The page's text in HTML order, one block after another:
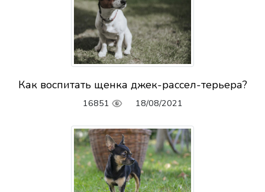
Как воспитать щенка джек-рассел-терьера?
16851 18/08/2021